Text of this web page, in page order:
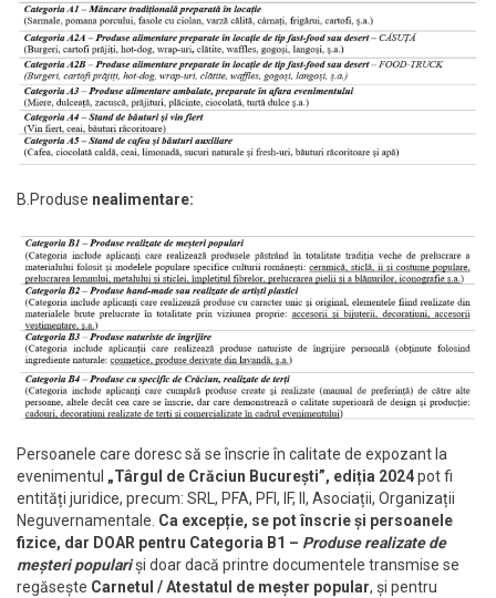
B.Produse nealimentare:
Persoanele care doresc să se înscrie în calitate de expozant la
evenimentul „Târgul de Crăciun București”, ediția 2024pot fi
entități juridice, precum: SRL, PFA, PFI, IF, II, Asociații, Organizații
Neguvernamentale. Ca excepție, se pot înscrie și persoanele
fizice, dar DOAR pentru Categoria B1 – Produse realizate de
meșteri populariși doar dacă printre documentele transmise se
regăsește Carnetul / Atestatul de meșter popular, și pentru